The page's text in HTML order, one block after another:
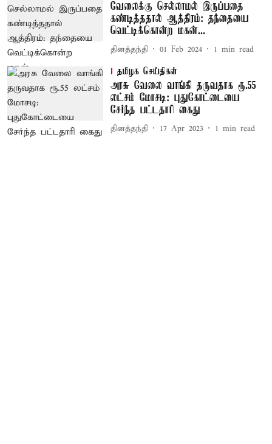
வேலைக்கு செல்லாமல் இருப்பதை
கண்டித்ததால் ஆத்திரம்: தந்தையை
வெட்டிக்கொன்ற மகன்...
தினத்தந்தி 01 Feb 2024 1 min read
தமிழக செய்திகள்
அரசு வேலை வாங்கி தருவதாக ரூ.55
லட்சம் மோசடி: புதுகோட்டையை
சேர்ந்த பட்டதாரி கைது
தினத்தந்தி 17 Apr 2023 1 min read